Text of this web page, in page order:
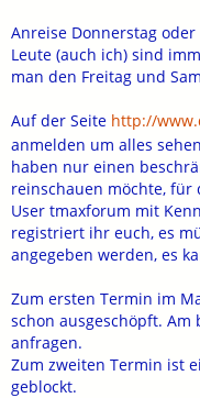
Anreise Donnerstag
Leute (auch ich) sind
man den Freitag und
Auf der Seite http://
anmelden um alles
haben nur einen
reinschauen möchte, für
User tmaxforum mit
registriert ihr euch, es
angegeben werden, es
Zum ersten Termin im
schon ausgeschöpft.
anfragen.
Zum zweiten Termin ist
geblockt.